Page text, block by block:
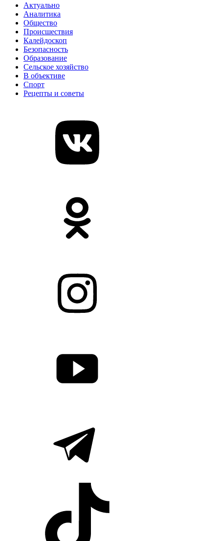
Актуально
Аналитика
Общество
Происшествия
Калейдоскоп
Безопасность
Образование
Сельское хозяйство
В объективе
Спорт
Рецепты и советы